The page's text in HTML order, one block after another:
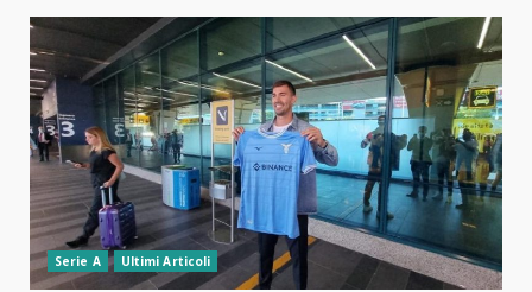
Serie A Ultimi Articoli